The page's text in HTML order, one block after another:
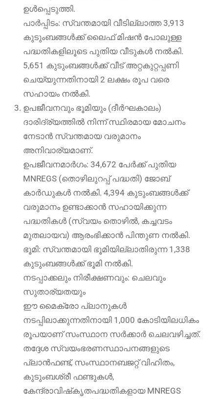
ഉൾപ്പെടുത്തി.
പാർപ്പിടം: സ്വന്തമായി വീടില്ലാത്ത 3,913
കുടുംബങ്ങൾക്ക് ലൈഫ് മിഷൻ പോലുള്ള
പദ്ധതികളിലൂടെ പുതിയ വീടുകൾ നൽകി.
5,651 കുടുംബങ്ങൾക്ക് വീട് അറ്റകുറ്റപ്പണി
ചെയ്യുന്നതിനായി 2 ലക്ഷം രൂപ വരെ
സഹായം നൽകി.
ഉപജീവനവും ഭൂമിയും (ദീർഘകാലം)
ദാരിദ്ര്യത്തിൽ നിന്ന് സ്ഥിരമായ മോചനം
നേടാൻ സ്വന്തമായ വരുമാനം
അനിവാര്യമാണ്.
ഉപജീവനമാർഗം: 34,672 പേർക്ക് പുതിയ
MNREGS (തൊഴിലുറപ്പ് പദ്ധതി) ജോബ്
കാർഡുകൾ നൽകി. 4,394 കുടുംബങ്ങൾക്ക്
വരുമാനം ഉണ്ടാക്കാൻ സഹായിക്കുന്ന
പദ്ധതികൾ (സ്വയം തൊഴിൽ, കച്ചവടം
മുതലായവ) ആരംഭിക്കാൻ പിന്തുണ നൽകി.
ഭൂമി: സ്വന്തമായി ഭൂമിയില്ലാതിരുന്ന 1,338
കുടുംബങ്ങൾക്ക് ഭൂമി നൽകി.
നടപ്പാക്കലും നിരീക്ഷണവും: ചെലവും
സുതാര്യതയും
ഈ മൈക്രോ പ്ലാനുകൾ
നടപ്പിലാക്കുന്നതിനായി 1,000 കോടിയിലധികം
രൂപയാണ് സംസ്ഥാന സർക്കാർ ചെലവഴിച്ചത്.
തദ്ദേശ സ്വയംഭരണസ്ഥാപനങ്ങളുടെ
പ്ലാൻഫണ്ട്, സംസ്ഥാനബജറ്റ് വിഹിതം,
കുടുംബശ്രീ ഫണ്ടുകൾ,
കേന്ദ്രാവിഷ്‌കൃതപദ്ധതികളായ MNREGS